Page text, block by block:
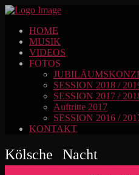
HOME
MUSIK
VIDEOS
FOTOS
SESSION 2018 /
SESSION 2017 /
Auftritte 2017
SESSION 2016 /
KONTAKT
Kölsche Nacht